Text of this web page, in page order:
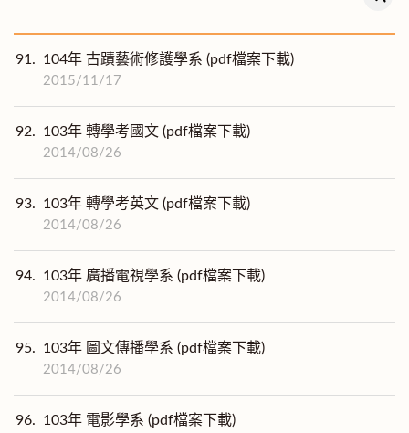
91. 104年 古蹟藝術修護學系 (pdf檔案下載)
2015/11/17
92. 103年 轉學考國文 (pdf檔案下載)
2014/08/26
93. 103年 轉學考英文 (pdf檔案下載)
2014/08/26
94. 103年 廣播電視學系 (pdf檔案下載)
2014/08/26
95. 103年 圖文傳播學系 (pdf檔案下載)
2014/08/26
96. 103年 電影學系 (pdf檔案下載)